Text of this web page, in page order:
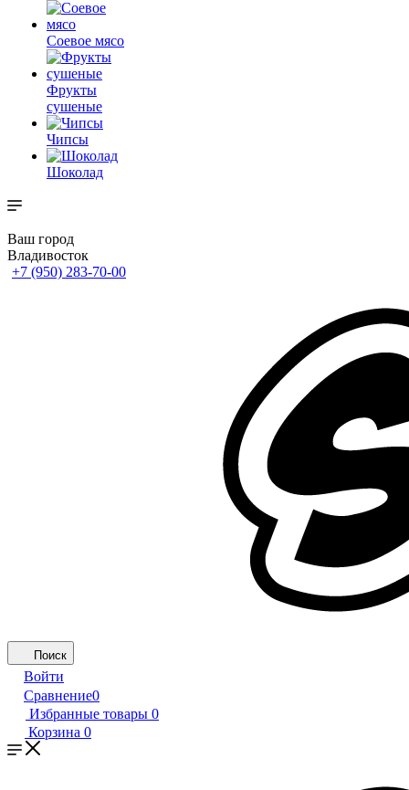
Соевое мясо
Фрукты
сушеные
Чипсы
Шоколад
Ваш город
Владивосток
+7 (950) 283-70-00
Поиск
Войти
Сравнение0
Избранные товары 0
Корзина 0